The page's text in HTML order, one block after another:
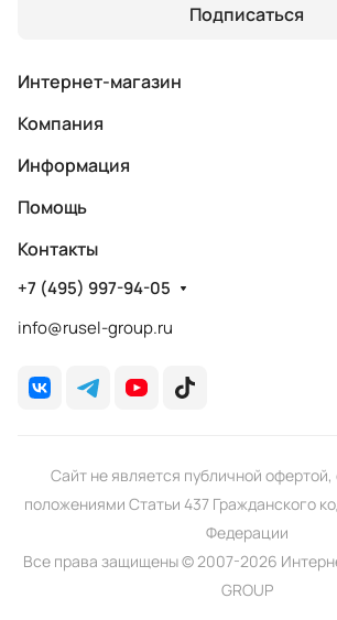
Подписаться
Интернет-магазин
Компания
Информация
Помощь
Контакты
+7 (495) 997-94-05
info@rusel-group.ru
Сайт не является публичной
положениями Статьи 437 Гражданского
Федерации
Все права защищены © 2007-2026
GROUP